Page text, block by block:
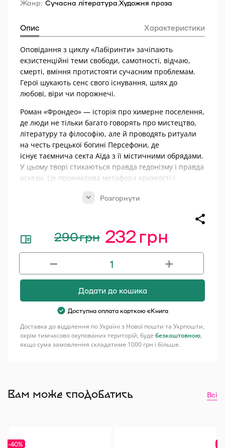
Жанр: Сучасна література Художня проза
Опис Характеристики
Оповідання з циклу «Лабіринти» зачіпають
екзистенційні теми свободи, самотності, відчаю,
смерті, вміння протистояти сучасним проблемам.
Герої шукають сенс свого існування, шлях до
любові, віри чи порожнечі.
Роман «Фрондео» — історія про химерне поселення,
де люди не тільки багато говорять про мистецтво,
літературу та філософію, але й проводять ритуали
на честь грецької богині Персефони, де
існує таємнича секта Аїда з її містичними обрядами.
У цьому творі стикаються правда гедонізму і правда
аскези. Це прониклива метафора крихкості і
сучасному світі загубити самого себе.
Оповідання Романа Черковського
експресію, драматизм із читабельністю
та несподіваними сюжетними колізіями.
Степан Процюк
Герої Черковського полюбляють
мистецтво, літературу, філософію, гумор,
нездоровим культом античних богів і
загадковими сектантськими ритуалами.
Розгорнути
290грн
Оригінальна
ціна:
290 грн.
232грн
Поточна
ціна:
232 грн.
Лабіринти
кількість
+
−
Додати до кошика
Доступна оплата карткою єКнига
Доставка до відділення по Україні з Нової пошти та Укрпошти,
окрім тимчасово окупованих територій, буде безкоштовною,
якщо сума замовлення складатиме 1000 грн і більше.
Вам може сподобатись Всі
-40%